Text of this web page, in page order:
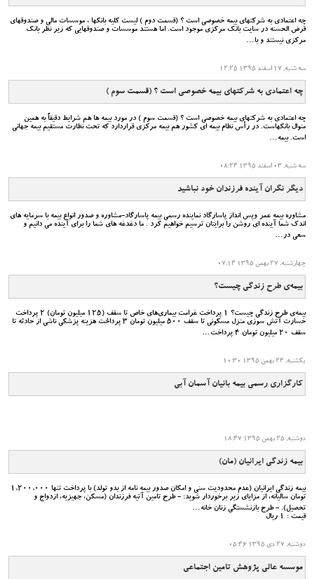
چه اعتمادی به شرکتهای بیمه خصوصی است ؟ (قسمت دوم ) لیست کلیه بانکها ، موسسات مالی و صندوقهای
قرض الحسنه در سایت بانک مرکزی موجود است. اما هستند موسسات و صندوقهایی که زیر نظر بانک
مرکزی نیستند و با…
سه شنبه, 17 اسفند 1395 12:25
چه اعتمادی به شرکتهای بیمه خصوصی است ؟ (قسمت سوم )
چه اعتمادی به شرکتهای بیمه خصوصی است ؟ (قسمت سوم ) در مورد بیمه ها هم شرایط دقیقاً به همین
منوال بانکهاست. در رأس نظام بیمه ای کشور هم بیمه مرکزی قراردارد که تحت نظارت مستقیم بیمه جهانی
است. بیمه…
سه شنبه, 03 اسفند 1395 08:24
دیگر نگران آینده فرزندان خود نباشید
مشاوره بیمه عمر وپس انداز پاسارگاد نماینده رسمی بیمه پاسارگاد-مشاوره و صدور انواع بیمه با سرمایه های
اندک شما آینده ای روشن را برایتان ترسیم خواهیم کرد . ما دغدغه های شما را برای آینده می دانیم و
سعی در…
چهارشنبه, 27 بهمن 1395 07:14
بیمه‌ی طرح زندگی چیست؟
بیمه‌ی طرح زندگی چیست؟ 1 پرداخت غرامت بیماری‌های خاص تا سقفِ (125 میلیون تومان) 2 پرداخت
خسارت آتش سوزی منزل مسکونی تا سقف 500 میلیون تومان 3 پرداخت هزینه پزشکی ناشی از حادثه تا
سقف 20 میلیون تومان 4 پرداخت…
یکشنبه, 24 بهمن 1395 10:30
کارگزاری رسمی بیمه بانیان آسمان آبی
دوشنبه, 25 بهمن 1395 18:47
بیمه زندگی ایرانیان (مان)
بیمه زندگی ایرانیان (عدم محدودیت سنی و امکان صدور بیمه نامه از بدو تولد) با پرداخت تنها 1,200,000
تومان سالیانه، از مزایای زیر برخوردار شوید: - طرح تامین آتیه فرزندان (مسکن، جهیزیه، ازدواج و
تحصیل). - طرح بازنشستگی زنان خانه…
قیمت : 1 ریال
دوشنبه, 27 دی 1395 05:46
موسسه عالی پژوهش تامین اجتماعی